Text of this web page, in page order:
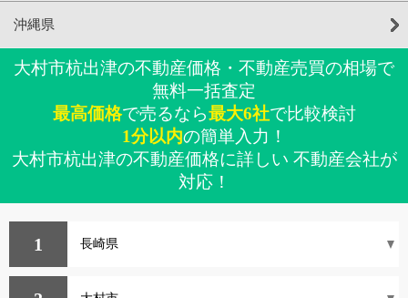
沖縄県
大村市杭出津の不動産価格・不動産売買の相場で
無料一括査定
最高価格で売るなら最大6社で比較検討
1分以内の簡単入力！
大村市杭出津の不動産価格に詳しい 不動産会社が
対応！
1